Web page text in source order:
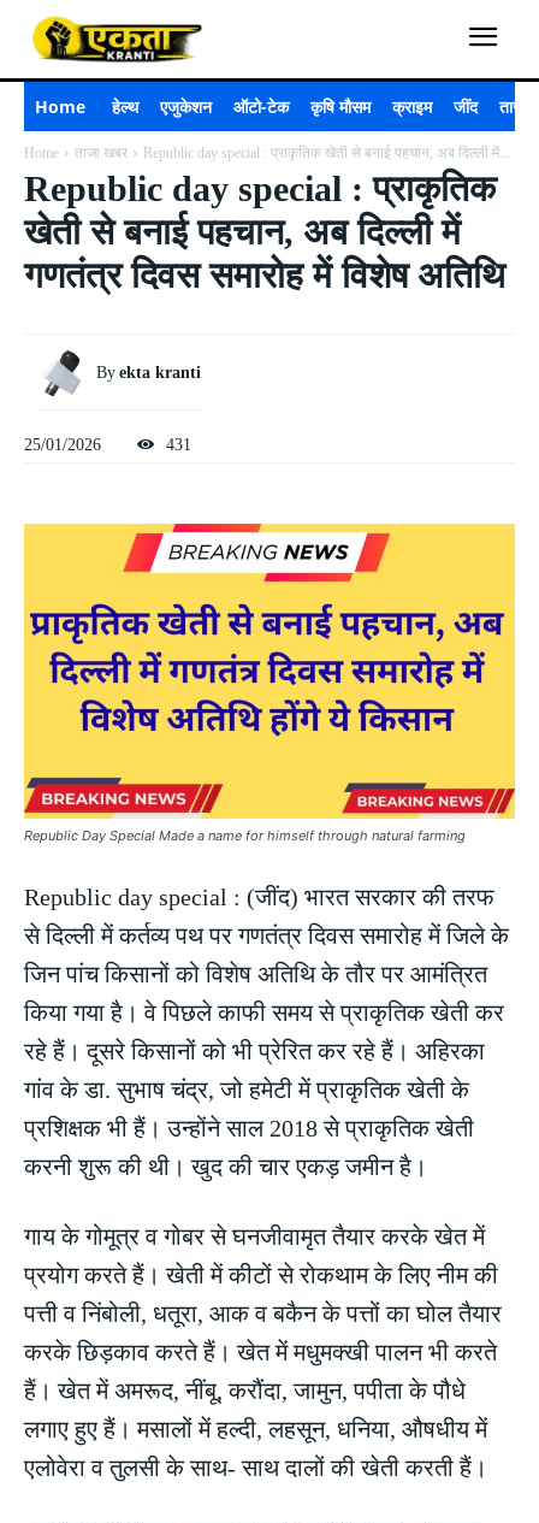
Home हेल्थ एजुकेशन ऑटो-टेक कृषि मौसम क्राइम जींद ताजा
Home ताजा खबर Republic day special : प्राकृतिक खेती से बनाई पहचान, अब दिल्ली में...
Republic day special : प्राकृतिक
खेती से बनाई पहचान, अब दिल्ली में
गणतंत्र दिवस समारोह में विशेष अतिथि
By ekta kranti
25/01/2026 431
Republic Day Special Made a name for himself through natural farming
Republic day special : (जींद) भारत सरकार की तरफ
से दिल्ली में कर्तव्य पथ पर गणतंत्र दिवस समारोह में जिले के
जिन पांच किसानों को विशेष अतिथि के तौर पर आमंत्रित
किया गया है। वे पिछले काफी समय से प्राकृतिक खेती कर
रहे हैं। दूसरे किसानों को भी प्रेरित कर रहे हैं। अहिरका
गांव के डा. सुभाष चंद्र, जो हमेटी में प्राकृतिक खेती के
प्रशिक्षक भी हैं। उन्होंने साल 2018 से प्राकृतिक खेती
करनी शुरू की थी। खुद की चार एकड़ जमीन है।
गाय के गोमूत्र व गोबर से घनजीवामृत तैयार करके खेत में
प्रयोग करते हैं। खेती में कीटों से रोकथाम के लिए नीम की
पत्ती व निंबोली, धतूरा, आक व बकैन के पत्तों का घोल तैयार
करके छिड़काव करते हैं। खेत में मधुमक्खी पालन भी करते
हैं। खेत में अमरूद, नींबू, करौंदा, जामुन, पपीता के पौधे
लगाए हुए हैं। मसालों में हल्दी, लहसून, धनिया, औषधीय में
एलोवेरा व तुलसी के साथ- साथ दालों की खेती करती हैं।